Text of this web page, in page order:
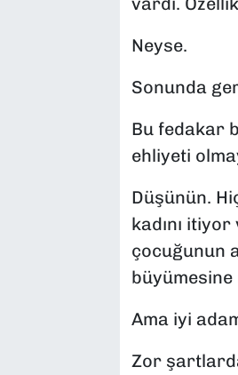
Neyse.
Sonunda
Bu fedakar
ehliyeti
Düşünün.
kadını
çocuğunun
Ama iyi
Zor